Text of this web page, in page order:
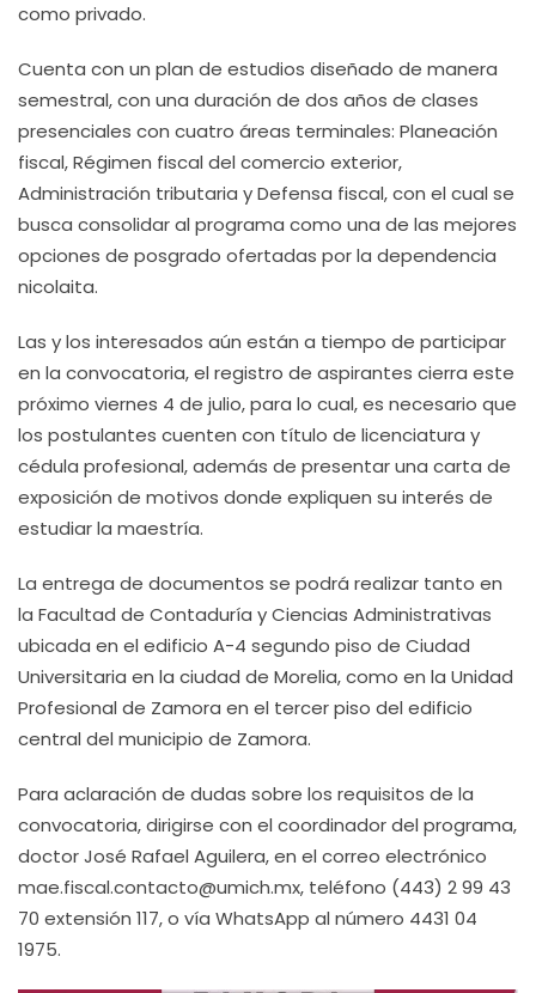
como privado.
Cuenta con un plan de estudios diseñado de manera
semestral, con una duración de dos años de clases
presenciales con cuatro áreas terminales: Planeación
fiscal, Régimen fiscal del comercio exterior,
Administración tributaria y Defensa fiscal, con el cual se
busca consolidar al programa como una de las mejores
opciones de posgrado ofertadas por la dependencia
nicolaita.
Las y los interesados aún están a tiempo de participar
en la convocatoria, el registro de aspirantes cierra este
próximo viernes 4 de julio, para lo cual, es necesario que
los postulantes cuenten con título de licenciatura y
cédula profesional, además de presentar una carta de
exposición de motivos donde expliquen su interés de
estudiar la maestría.
La entrega de documentos se podrá realizar tanto en
la Facultad de Contaduría y Ciencias Administrativas
ubicada en el edificio A-4 segundo piso de Ciudad
Universitaria en la ciudad de Morelia, como en la Unidad
Profesional de Zamora en el tercer piso del edificio
central del municipio de Zamora.
Para aclaración de dudas sobre los requisitos de la
convocatoria, dirigirse con el coordinador del programa,
doctor José Rafael Aguilera, en el correo electrónico
mae.fiscal.contacto@umich.mx, teléfono (443) 2 99 43
70 extensión 117, o vía WhatsApp al número 4431 04
1975.